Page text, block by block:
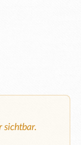
sichtbar.